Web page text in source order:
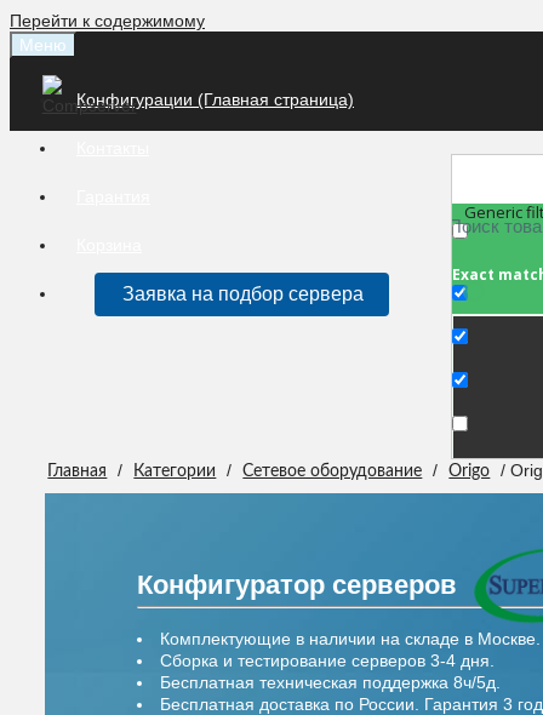
Перейти к содержимому
Меню
Конфигурации (Главная страница)
Заявка на подбор сервера
Generic
Exact
Главная / Категории / Сетевое оборудование / Origo /
Конфигуратор серверов
Комплектующие в наличии на складе в Москве.
Сборка и тестирование серверов 3-4 дня.
Бесплатная техническая поддержка 8ч/5д.
Бесплатная доставка по России. Гарантия 3